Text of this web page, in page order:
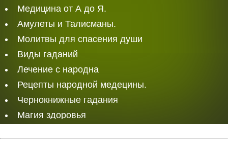
Медицина от А до Я.
Амулеты и Талисманы.
Молитвы для спасения души
Виды гаданий
Лечение с народна
Рецепты народной медецины.
Чернокнижные гадания
Магия здоровья